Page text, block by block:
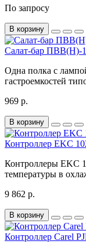
По запросу
В корзину
Салат-бар ПВВ(Н)-
Одна полка с
гастроемкостей
969 р.
В корзину
Контроллер EKC
Контроллеры EKC
температуры в
9 862 р.
В корзину
Контроллер Carel